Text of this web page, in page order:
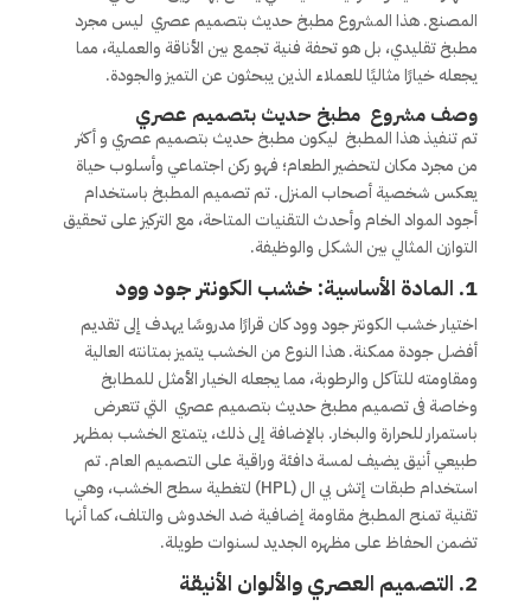
المصنع. هذا المشروع مطبخ حديث بتصميم عصري ليس مجرد
مطبخ تقليدي، بل هو تحفة فنية تجمع بين الأناقة والعملية، مما
يجعله خيارًا مثاليًا للعملاء الذين يبحثون عن التميز والجودة.
وصف مشروع مطبخ حديث بتصميم عصري
تم تنفيذ هذا المطبخ ليكون مطبخ حديث بتصميم عصري و أكثر
من مجرد مكان لتحضير الطعام؛ فهو ركن اجتماعي وأسلوب حياة
يعكس شخصية أصحاب المنزل. تم تصميم المطبخ باستخدام
أجود المواد الخام وأحدث التقنيات المتاحة، مع التركيز على تحقيق
التوازن المثالي بين الشكل والوظيفة.
1. المادة الأساسية: خشب الكونتر جود وود
اختيار خشب الكونتر جود وود كان قرارًا مدروسًا يهدف إلى تقديم
أفضل جودة ممكنة. هذا النوع من الخشب يتميز بمتانته العالية
ومقاومته للتآكل والرطوبة، مما يجعله الخيار الأمثل للمطابخ
وخاصة فى تصميم مطبخ حديث بتصميم عصري التي تتعرض
باستمرار للحرارة والبخار. بالإضافة إلى ذلك، يتمتع الخشب بمظهر
طبيعي أنيق يضيف لمسة دافئة وراقية على التصميم العام. تم
استخدام طبقات إتش بي ال (HPL) لتغطية سطح الخشب، وهي
تقنية تمنح المطبخ مقاومة إضافية ضد الخدوش والتلف، كما أنها
تضمن الحفاظ على مظهره الجديد لسنوات طويلة.
2. التصميم العصري والألوان الأنيقة